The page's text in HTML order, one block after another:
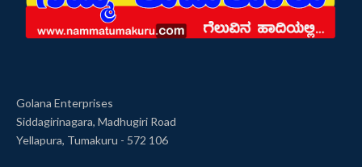
Golana Enterprises
Siddagirinagara, Madhugiri Road
Yellapura, Tumakuru - 572 106